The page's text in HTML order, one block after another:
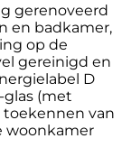
gerenoveerd
en badkamer,
op de
gereinigd en
D
glas (met
toekennen van
woonkamer